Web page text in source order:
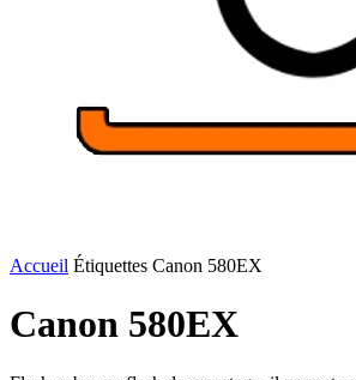
Accueil Étiquettes Canon 580EX
Canon 580EX